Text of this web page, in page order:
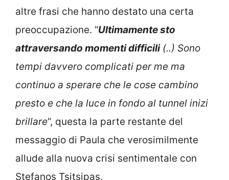
altre frasi che hanno destato una certa
preoccupazione. “Ultimamente sto
attraversando momenti difficili(..) Sono
tempi davvero complicati per me ma
continuo a sperare che le cose cambino
presto e che la luce in fondo al tunnel inizi
brillare“, questa la parte restante del
messaggio di Paula che verosimilmente
allude alla nuova crisi sentimentale con
Stefanos Tsitsipas.